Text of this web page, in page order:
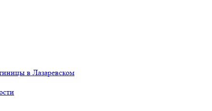
в Лазаревском